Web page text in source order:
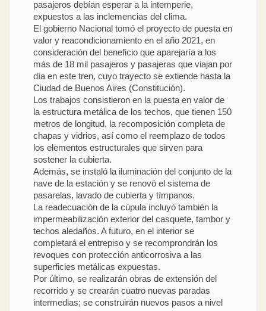
pasajeros debían esperar a la intemperie,
expuestos a las inclemencias del clima.
El gobierno Nacional tomó el proyecto de puesta en
valor y reacondicionamiento en el año 2021, en
consideración del beneficio que aparejaría a los
más de 18 mil pasajeros y pasajeras que viajan por
día en este tren, cuyo trayecto se extiende hasta la
Ciudad de Buenos Aires (Constitución).
Los trabajos consistieron en la puesta en valor de
la estructura metálica de los techos, que tienen 150
metros de longitud, la recomposición completa de
chapas y vidrios, así como el reemplazo de todos
los elementos estructurales que sirven para
sostener la cubierta.
Además, se instaló la iluminación del conjunto de la
nave de la estación y se renovó el sistema de
pasarelas, lavado de cubierta y tímpanos.
La readecuación de la cúpula incluyó también la
impermeabilización exterior del casquete, tambor y
techos aledaños. A futuro, en el interior se
completará el entrepiso y se recomprondrán los
revoques con protección anticorrosiva a las
superficies metálicas expuestas.
Por último, se realizarán obras de extensión del
recorrido y se crearán cuatro nuevas paradas
intermedias; se construirán nuevos pasos a nivel